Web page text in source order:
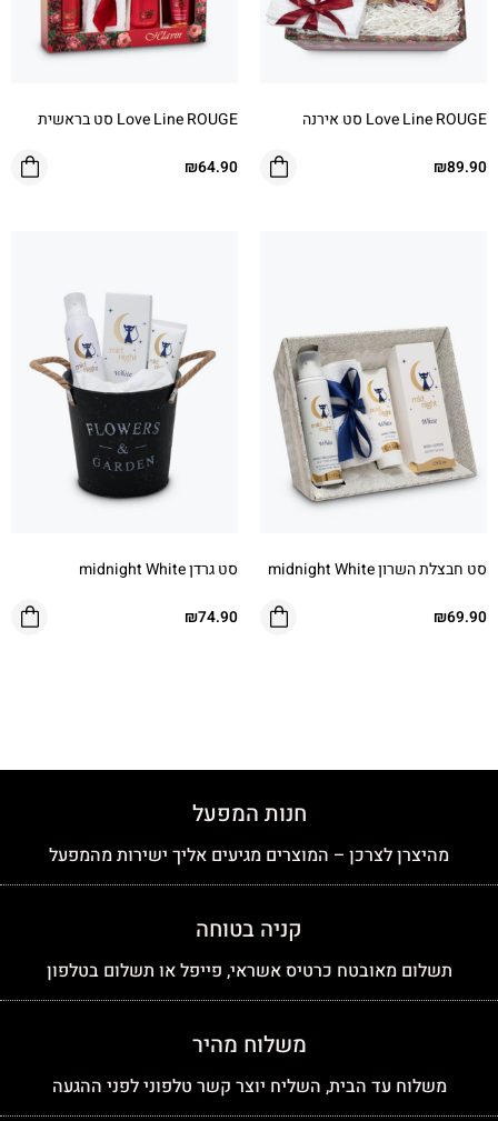
Love Line ROUGE סט אירנה
₪89.90
Love Line ROUGE סט בראשית
₪64.90
סט חבצלת השרון midnight White
₪69.90
סט גרדן midnight White
₪74.90
חנות המפעל
מהיצרן לצרכן – המוצרים מגיעים אליך ישירות מהמפעל
קניה בטוחה
תשלום מאובטח כרטיס אשראי, פייפל או תשלום בטלפון
משלוח מהיר
משלוח עד הבית, השליח יוצר קשר טלפוני לפני ההגעה